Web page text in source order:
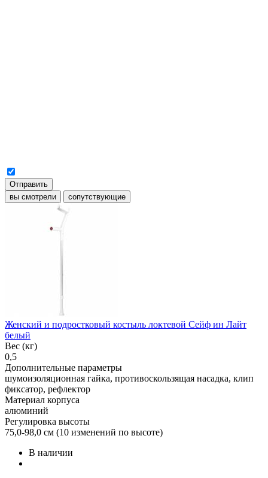
Отправить
вы смотрели
сопутствующие
Женский и подростковый костыль локтевой Сейф ин Лайт
белый
Вес (кг)
0,5
Дополнительные параметры
шумоизоляционная гайка, противоскользящая насадка, клип
фиксатор, рефлектор
Материал корпуса
алюминий
Регулировка высоты
75,0-98,0 см (10 изменений по высоте)
В наличии